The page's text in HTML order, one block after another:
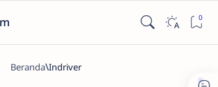
Beranda Indriver